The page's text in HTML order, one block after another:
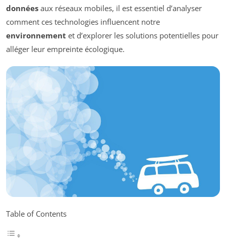
données aux réseaux mobiles, il est essentiel d’analyser
comment ces technologies influencent notre
environnement et d’explorer les solutions potentielles pour
alléger leur empreinte écologique.
Table of Contents